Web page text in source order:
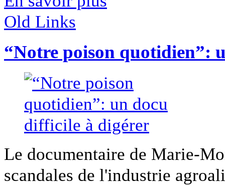
Old Links
“Notre poison quotidien”:
Le documentaire de Marie-
scandales de l'industrie